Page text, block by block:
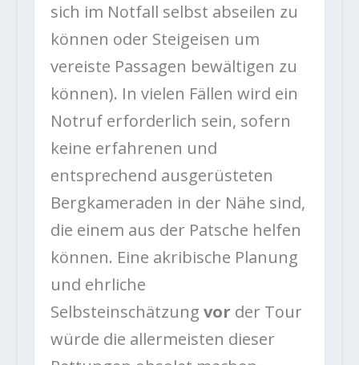
sich im Notfall selbst abseilen zu
können oder Steigeisen um
vereiste Passagen bewältigen zu
können). In vielen Fällen wird ein
Notruf erforderlich sein, sofern
keine erfahrenen und
entsprechend ausgerüsteten
Bergkameraden in der Nähe sind,
die einem aus der Patsche helfen
können. Eine akribische Planung
und ehrliche
Selbsteinschätzung vor der Tour
würde die allermeisten dieser